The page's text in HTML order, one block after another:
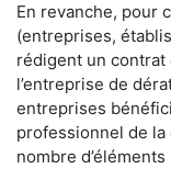
En revanche, pour
(entreprises,
rédigent un contrat
l’entreprise de
entreprises
professionnel de
nombre